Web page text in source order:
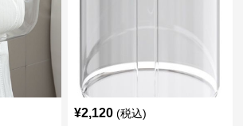
¥2,120 (税込)